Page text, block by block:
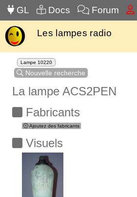
GL Docs Forum
Les lampes radio
Lampe 10220
Nouvelle recherche
La lampe ACS2PEN
Fabricants
Ajoutez des fabricants
Visuels